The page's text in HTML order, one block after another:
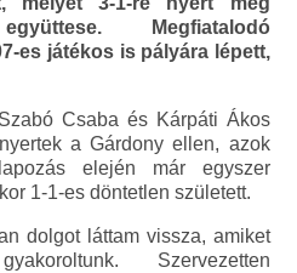
Megfiatalodó
es játékos is pályára lépett,
Csaba és Kárpáti Ákos
a Gárdony ellen, azok
elején már egyszer
1-1-es döntetlen született.
dolgot láttam vissza, amiket
Szervezetten